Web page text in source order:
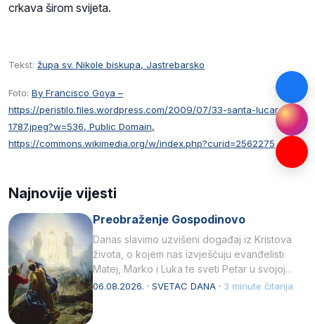
crkava širom svijeta.
Tekst: župa sv. Nikole biskupa, Jastrebarsko
Foto: By Francisco Goya –
https://peristilo.files.wordpress.com/2009/07/33-santa-lucarda-
1787.jpeg?w=536, Public Domain,
https://commons.wikimedia.org/w/index.php?curid=2562275
Najnovije vijesti
Preobraženje Gospodinovo
Danas slavimo uzvišeni događaj iz Kristova
života, o kojem nas izvješćuju evanđelisti
Matej, Marko i Luka te sveti Petar u svojoj
drugoj…
06.08.2026. · SVETAC DANA · 3 minute čitanja